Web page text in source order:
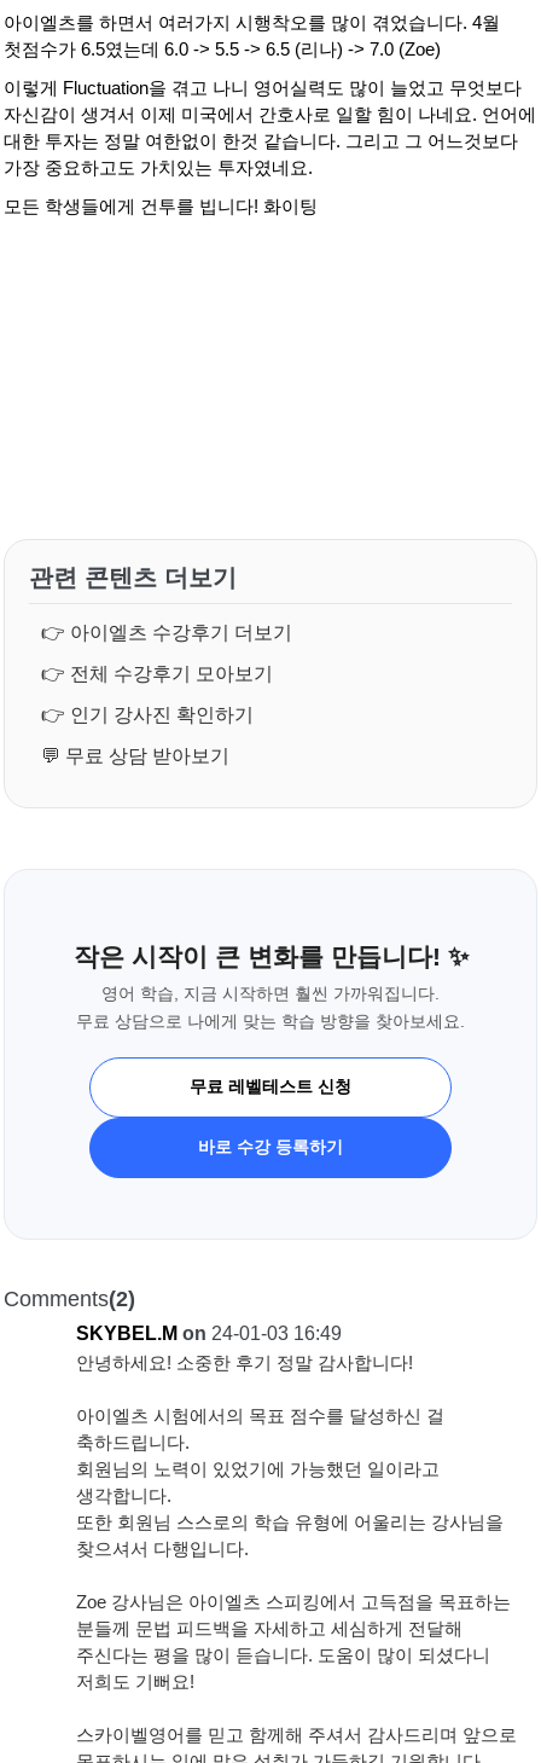
아이엘츠를 하면서 여러가지 시행착오를 많이 겪었습니다. 4월
첫점수가 6.5였는데 6.0 -> 5.5 -> 6.5 (리나) -> 7.0 (Zoe)
이렇게 Fluctuation을 겪고 나니 영어실력도 많이 늘었고 무엇보다
자신감이 생겨서 이제 미국에서 간호사로 일할 힘이 나네요. 언어에
대한 투자는 정말 여한없이 한것 같습니다. 그리고 그 어느것보다
가장 중요하고도 가치있는 투자였네요.
모든 학생들에게 건투를 빕니다! 화이팅
관련 콘텐츠 더보기
👉 아이엘츠 수강후기 더보기
👉 전체 수강후기 모아보기
👉 인기 강사진 확인하기
💬 무료 상담 받아보기
작은 시작이 큰 변화를 만듭니다! ✨
영어 학습, 지금 시작하면 훨씬 가까워집니다.
무료 상담으로 나에게 맞는 학습 방향을 찾아보세요.
무료 레벨테스트 신청
바로 수강 등록하기
Comments(2)
SKYBEL.M on 24-01-03 16:49
안녕하세요! 소중한 후기 정말 감사합니다!
아이엘츠 시험에서의 목표 점수를 달성하신 걸
축하드립니다.
회원님의 노력이 있었기에 가능했던 일이라고
생각합니다.
또한 회원님 스스로의 학습 유형에 어울리는 강사님을
찾으셔서 다행입니다.
Zoe 강사님은 아이엘츠 스피킹에서 고득점을 목표하는
분들께 문법 피드백을 자세하고 세심하게 전달해
주신다는 평을 많이 듣습니다. 도움이 많이 되셨다니
저희도 기뻐요!
스카이벨영어를 믿고 함께해 주셔서 감사드리며 앞으로